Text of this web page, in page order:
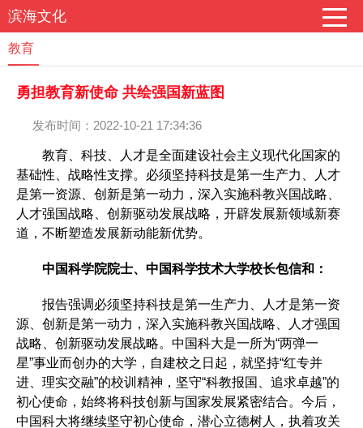
滨海文化
教育
勇担教育新使命 共绘强国新蓝图
发布时间：2022-10-21 17:34:36
教育、科技、人才是全面建设社会主义现代化国家的
基础性、战略性支撑。必须坚持科技是第一生产力、人才
是第一资源、创新是第一动力，深入实施科教兴国战略、
人才强国战略、创新驱动发展战略，开辟发展新领域新赛
道，不断塑造发展新动能新优势。
中国科学院院士、中国科学技术大学校长包信和：
报告强调必须坚持科技是第一生产力、人才是第一资
源、创新是第一动力，深入实施科教兴国战略、人才强国
战略、创新驱动发展战略。中国科大是一所为“两弹一
星”事业而创办的大学，自建校之日起，就坚持“红专并
进、理实交融”的校训精神，坚守“科教报国、追求卓越”的
初心使命，始终将科技创新与国家发展紧密结合。今后，
中国科大将继续坚守初心使命，潜心立德树人，执着攻关